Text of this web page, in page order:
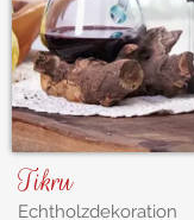
Tikru
Echtholzdekoration